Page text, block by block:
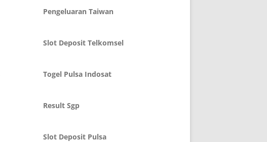
Pengeluaran Taiwan
Slot Deposit Telkomsel
Togel Pulsa Indosat
Result Sgp
Slot Deposit Pulsa